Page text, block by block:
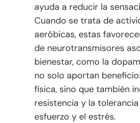
ayuda a reducir la
Cuando se trata de
aeróbicas, estas
de neurotransmisores
bienestar, como la
no solo aportan
física, sino que también
resistencia y la
esfuerzo y el estrés.